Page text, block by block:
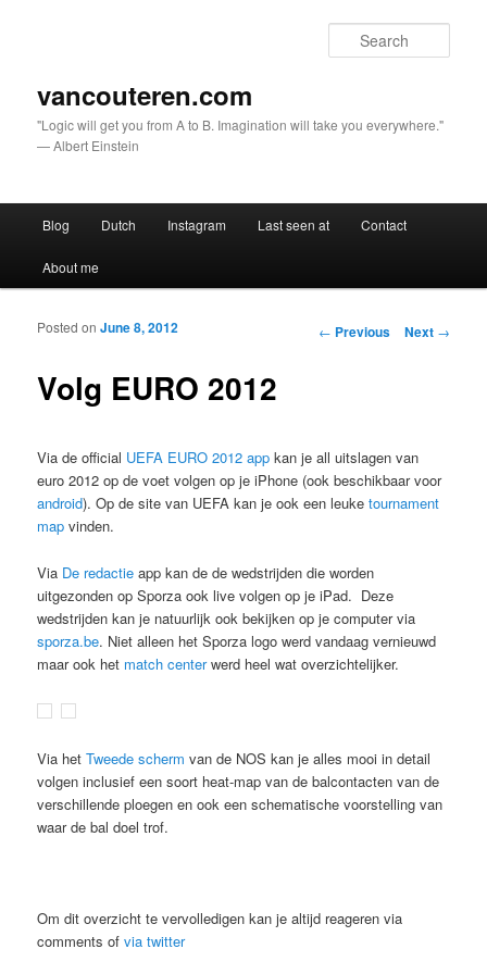
vancouteren.com
"Logic will get you from A to B. Imagination will take you everywhere."
— Albert Einstein
Skip to primary content
Skip to secondary content
Blog Dutch Instagram Last seen at Contact
About me
Post navigation
← Previous Next →
Volg EURO 2012
Posted onJune 8, 2012
Via de official UEFA EURO 2012 app kan je all uitslagen van
euro 2012 op de voet volgen op je iPhone (ook beschikbaar voor
android). Op de site van UEFA kan je ook een leuketournament
map vinden.
Via De redactie app kan de de wedstrijden die worden
uitgezonden op Sporza ook live volgen op je iPad. Deze
wedstrijden kan je natuurlijk ook bekijken op je computer via
sporza.be. Niet alleen het Sporza logo werd vandaag vernieuwd
maar ook het match centerwerd heel wat overzichtelijker.
Via hetTweede scherm van de NOS kan je alles mooi in detail
volgen inclusief een soort heat-map van de balcontacten van de
verschillende ploegen en ook een schematische voorstelling van
waar de bal doel trof.
Om dit overzicht te vervolledigen kan je altijd reageren via
comments ofvia twitter